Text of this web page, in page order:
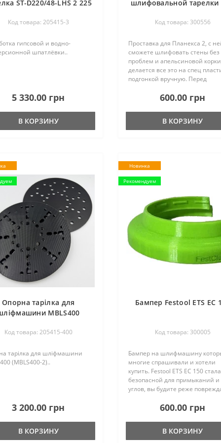
ST-D220/48-LHS 2 225
Код товара: 205415-3
гипсовой и водно-
шпатлёвки..
5 330.00 грн
В КОРЗИНУ
шлифовальной тарелки
Код товара: 300556
Проставка для Планекса 2, с
сможете шлифовать стены без
проблем и апельсиновой
делается все это на спец
подгонкой вручную. Перед
обязательно выровнять
тарелку. В видео ниже
все это боле..
600.00 грн
В КОРЗИНУ
Опорна тарілка для
MBLS400
Код товара: 205415-400
тарілка для шліфмашини
(MBLS400-2)..
3 200.00 грн
В КОРЗИНУ
Новинка
Рекомендуем
Бампер Festool ETS EC
Код товара: 300005
Бампер на шлифмашину
многие спрашивали и хотели
купить. Festool ETS EC 150
безопасной для примыканий и
углов, вы будите реже
600.00 грн
В КОРЗИНУ